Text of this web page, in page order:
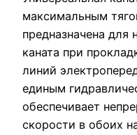
максимальным
предназначена для
каната при
линий
единым
обеспечивает
скорости в обоих